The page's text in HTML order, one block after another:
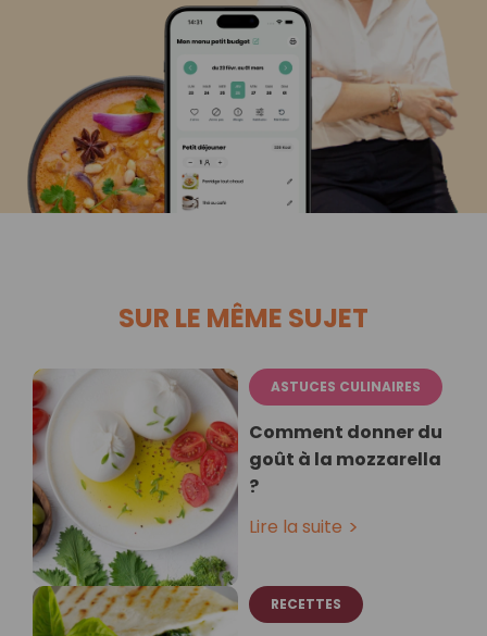
SUR LE MÊME SUJET
ASTUCES CULINAIRES
Comment donner du
goût à la mozzarella
?
Lire la suite
RECETTES